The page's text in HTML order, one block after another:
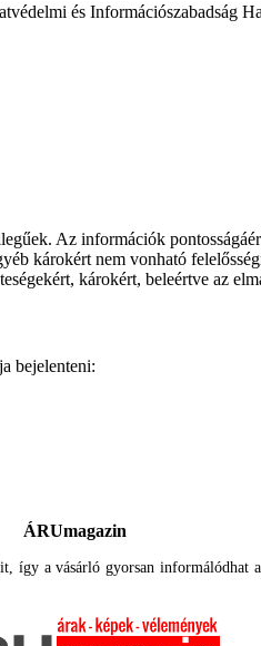
és Információszabadság
Az információk
károkért nem vonható
károkért, beleértve az
bejelenteni:
ÁRUmagazin
így a vásárló gyorsan